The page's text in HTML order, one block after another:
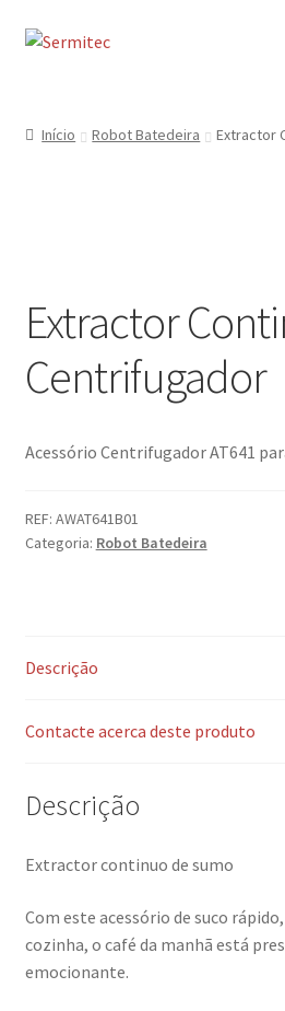
Ir
Saltar
Contactos
Formulário de Contacto
Início Robot Batedeira Extractor
Extractor
Centrifugador
Acessório Centrifugador AT641
REF: AWAT641B01
Categoria: Robot Batedeira
Descrição
Contacte acerca deste produto
Descrição
Extractor continuo de sumo
Com este acessório de suco
cozinha, o café da manhã está
emocionante.